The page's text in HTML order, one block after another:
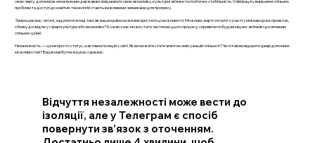
проблем та доступ до новітніх технологій стають важливими чинниками для прогресу.
Запрошую вас, читачі, задуматися над тим, як ваша країна може використати ці можливості. Можливо, варто почати з участі у міжнародних проектах,
обміну досвідом у сфері культури або економіки? Кожен з нас може стати частиною цього процесу, сприяючи побудові міцних зв’язків і досягненню
спільних цілей.
Незалежність — це не просто статус, а активна позиція у світі. Як ви можете стати агентом змін у вашій спільноті? Чи готові ви відкрити двері для нових
можливостей? Ваше майбутнє в руках саме вас
Відчуття незалежності може вести до
ізоляції, але у Телеграм є спосіб
повернути зв’язок з оточенням.